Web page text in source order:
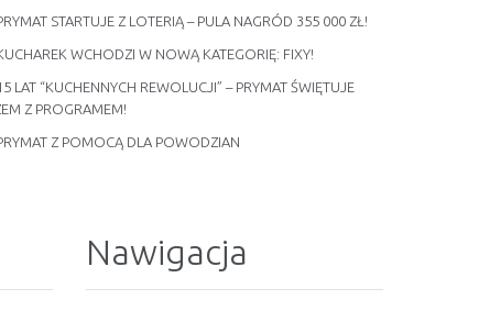
STARTUJE Z LOTERIĄ – PULA NAGRÓD 355 000 ZŁ!
WCHODZI W NOWĄ KATEGORIĘ: FIXY!
LAT “KUCHENNYCH REWOLUCJI” – PRYMAT ŚWIĘTUJE
Z PROGRAMEM!
Z POMOCĄ DLA POWODZIAN
Nawigacja